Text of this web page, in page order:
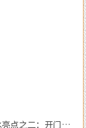
点之二：开门迎